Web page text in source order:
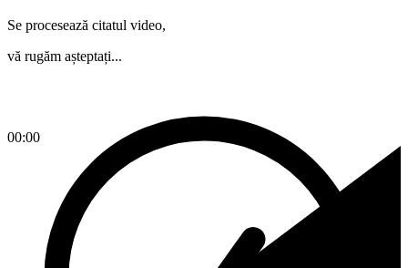
00:00
Se procesează citatul video,
vă rugăm așteptați...